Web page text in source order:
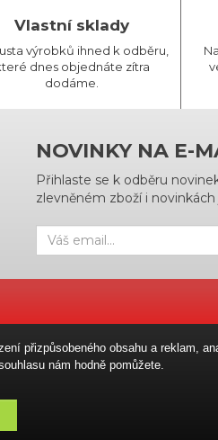
Vlastní sklady
výrobků ihned k odběru,
dnes objednáte zítra
dodáme.
NOVINKY NA E-
Přihlaste se k odběru
zlevněném zboží i novinkách
přizpůsobeného obsahu a reklam,
nám hodně pomůžete.